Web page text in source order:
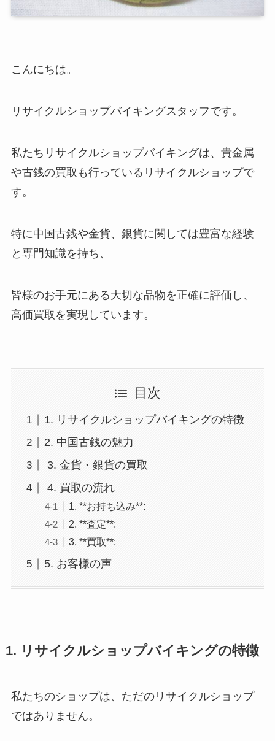
こんにちは。
リサイクルショップバイキングスタッフです。
私たちリサイクルショップバイキングは、貴金属
や古銭の買取も行っているリサイクルショップで
す。
特に中国古銭や金貨、銀貨に関しては豊富な経験
と専門知識を持ち、
皆様のお手元にある大切な品物を正確に評価し、
高価買取を実現しています。
目次
1. リサイクルショップバイキングの特徴
2. 中国古銭の魅力
3. 金貨・銀貨の買取
4. 買取の流れ
1. **お持ち込み**:
2. **査定**:
3. **買取**:
5. お客様の声
1. リサイクルショップバイキングの特徴
私たちのショップは、ただのリサイクルショップ
ではありません。